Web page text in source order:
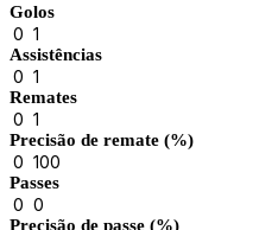
Golos
0 1
Assistências
0 1
Remates
0 1
Precisão de remate (%)
0 100
Passes
0 0
Precisão de passe (%)